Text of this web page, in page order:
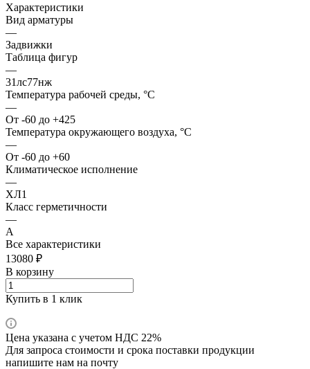
Характеристики
Вид арматуры
—
Задвижки
Таблица фигур
—
31лс77нж
Температура рабочей среды, °С
—
От -60 до +425
Температура окружающего воздуха, °С
—
От -60 до +60
Климатическое исполнение
—
ХЛ1
Класс герметичности
—
А
Все характеристики
13080 ₽
В корзину
Купить в 1 клик
Цена указана с учетом НДС 22%
Для запроса стоимости и срока поставки продукции
напишите нам на почту